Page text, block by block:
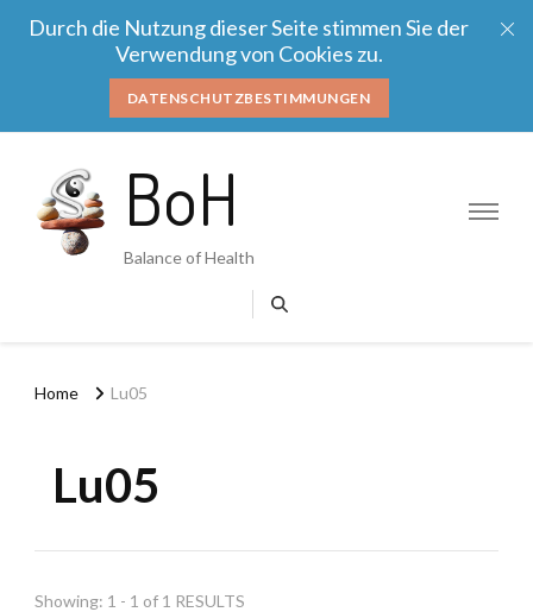
Durch die Nutzung dieser Seite stimmen Sie der
Verwendung von Cookies zu.
DATENSCHUTZBESTIMMUNGEN
BoH
Balance of Health
Home Lu05
Lu05
Showing: 1 - 1 of 1 RESULTS